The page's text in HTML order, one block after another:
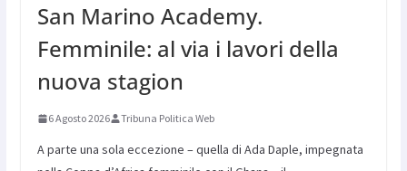
San Marino Academy.
Femminile: al via i lavori della
nuova stagion
6 Agosto 2026 Tribuna Politica Web
A parte una sola eccezione – quella di Ada Daple, impegnata